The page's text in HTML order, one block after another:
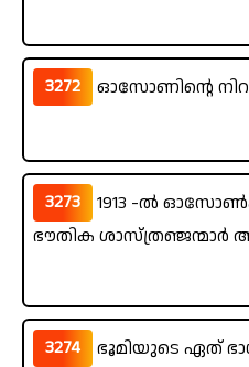
3272 ഓസോണിന്റെ
3273
1913 -ൽ
ഭൗതിക ശാസ്ത്രഞ്ജന്മാർ
3274
ഭൂമിയുടെ ഏത്